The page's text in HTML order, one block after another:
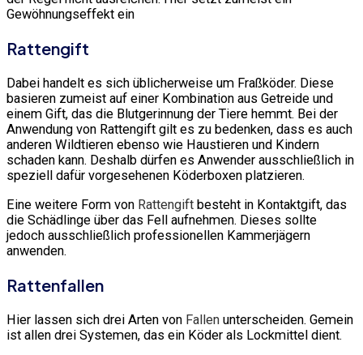
Gewöhnungseffekt ein
Rattengift
Dabei handelt es sich üblicherweise um Fraßköder. Diese
basieren zumeist auf einer Kombination aus Getreide und
einem Gift, das die Blutgerinnung der Tiere hemmt. Bei der
Anwendung von Rattengift gilt es zu bedenken, dass es auch
anderen Wildtieren ebenso wie Haustieren und Kindern
schaden kann. Deshalb dürfen es Anwender ausschließlich in
speziell dafür vorgesehenen Köderboxen platzieren.
Eine weitere Form von Rattengift besteht in Kontaktgift, das
die Schädlinge über das Fell aufnehmen. Dieses sollte
jedoch ausschließlich professionellen Kammerjägern
anwenden.
Rattenfallen
Hier lassen sich drei Arten von Fallen unterscheiden. Gemein
ist allen drei Systemen, das ein Köder als Lockmittel dient.